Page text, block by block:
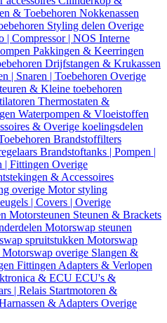
& Toebehoren Nokkenassen
Styling delen Overige
| Compressor | NOS Interne
Pakkingen & Keerringen
Drijfstangen & Krukassen
| Snaren | Toebehoren Overige
& Kleine toebehoren
Thermostaten &
Waterpompen & Vloeistoffen
& Overige koelingsdelen
Brandstoffilters
Brandstoftanks | Pompen |
| Fittingen Overige
& Accessoires
overige Motor styling
| Covers | Overige
Motorsteunen Steunen & Brackets
Motorswap steunen
spruitstukken Motorswap
Motorswap overige Slangen &
Fittingen Adapters & Verlopen
& ECU ECU's &
| Relais Startmotoren &
& Adapters Overige